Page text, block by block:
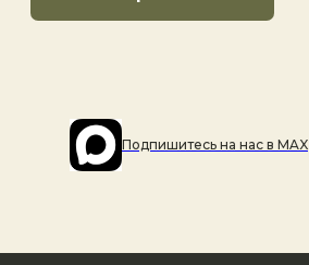
Подпишитесь на наc в MAX